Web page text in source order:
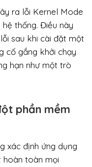
ra lỗi Kernel Mode
thống. Điều này
sau khi cài đặt một
cố gắng khởi chạy
hạn như một trò
phần mềm
xác định ứng dụng
hoàn toàn mọi